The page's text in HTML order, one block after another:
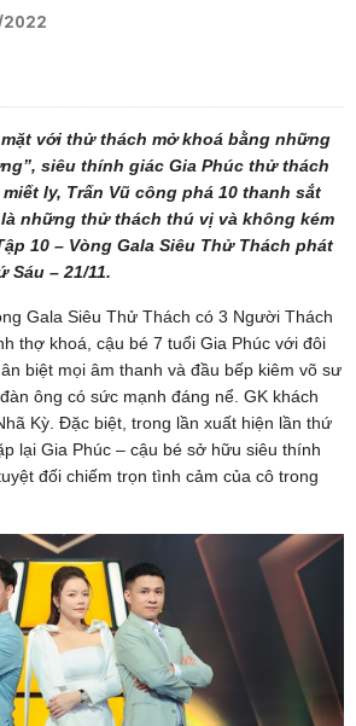
2022
với thử thách mở khoá bằng những
siêu thính giác Gia Phúc thử thách
ly, Trấn Vũ công phá 10 thanh sắt
những thử thách thú vị và không kém
10 – Vòng Gala Siêu Thử Thách phát
Sáu – 21/11.
Gala Siêu Thử Thách có 3 Người Thách
thợ khoá, cậu bé 7 tuổi Gia Phúc với đôi
biệt mọi âm thanh và đầu bếp kiêm võ sư
ông có sức mạnh đáng nể. GK khách
Kỳ. Đặc biệt, trong lần xuất hiện lần thứ
lại Gia Phúc – cậu bé sở hữu siêu thính
đối chiếm trọn tình cảm của cô trong